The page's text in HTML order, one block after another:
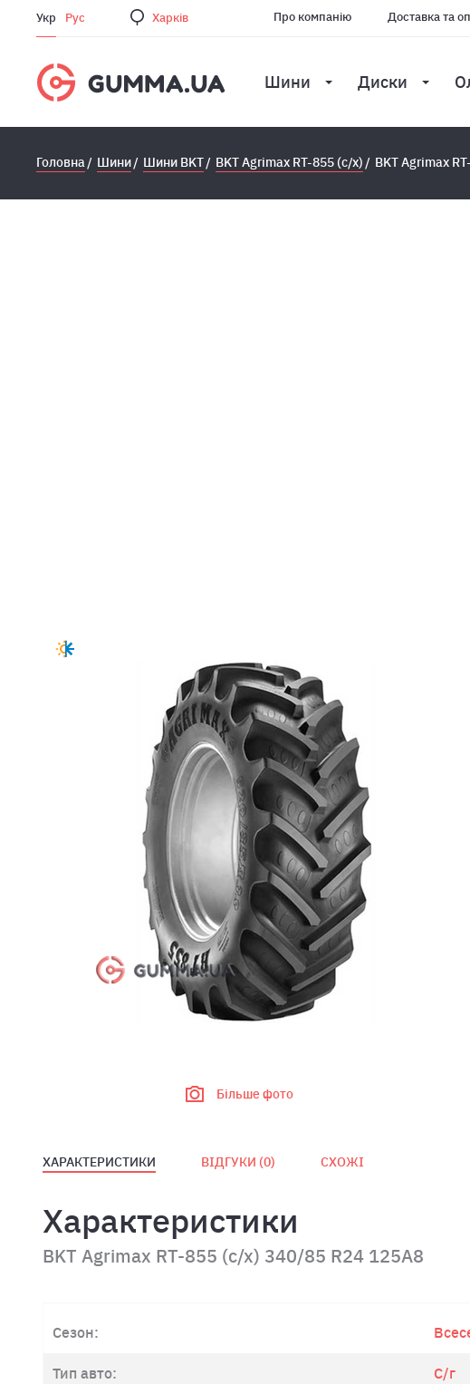
Укр Рус Харкiв Про компанію Доставка та
Шини Диски
Головна Шини Шини BKT BKT Agrimax RT-855 (с/х) BKT Agrimax
Більше фото
ХАРАКТЕРИСТИКИ ВІДГУКИ (0) СХОЖІ
Характеристики
BKT Agrimax RT-855 (с/х) 340/85 R24 125A8
Сезон:
Тип авто: С/г